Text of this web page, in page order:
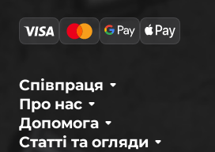
Про нас
Співпраця
Статті та огляди
Допомога